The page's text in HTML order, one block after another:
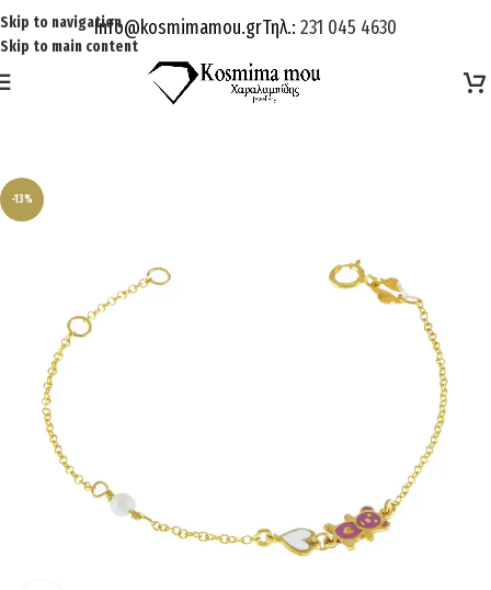
Skip to navigation
Skip to main content
Info@kosmimamou.grΤηλ.: 231 045 4630
-13%